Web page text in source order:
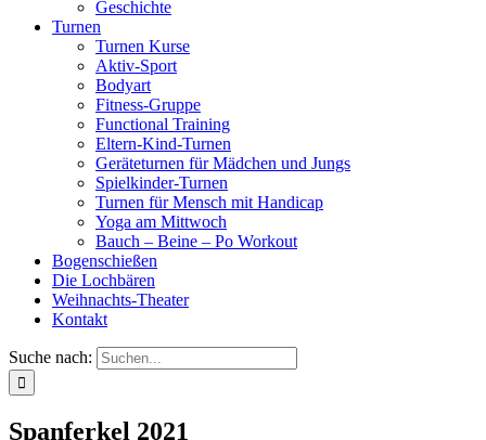
Geschichte
Turnen
Turnen Kurse
Aktiv-Sport
Bodyart
Fitness-Gruppe
Functional Training
Eltern-Kind-Turnen
Geräteturnen für Mädchen und Jungs
Spielkinder-Turnen
Turnen für Mensch mit Handicap
Yoga am Mittwoch
Bauch – Beine – Po Workout
Bogenschießen
Die Lochbären
Weihnachts-Theater
Kontakt
Suche nach:
Spanferkel 2021